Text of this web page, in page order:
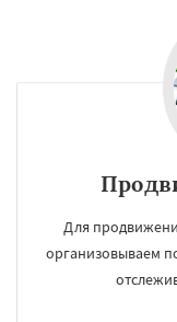
Для
организовываем